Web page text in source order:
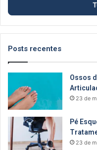
Posts recentes
Ossos
23 de
Pé
23 de